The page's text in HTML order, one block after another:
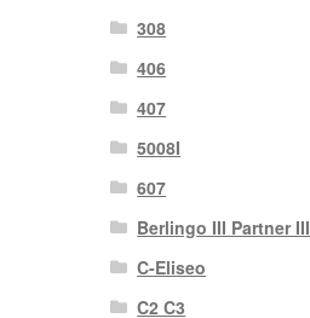
308
406
407
5008I
607
Berlingo III Partner III
C-Eliseo
C2 C3